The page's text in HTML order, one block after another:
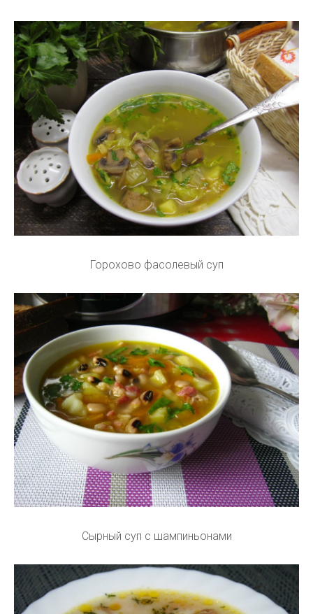
Горохово фасолевый суп
Сырный суп с шампиньонами